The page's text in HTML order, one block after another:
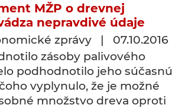
MŽP o drevnej
nepravdivé údaje
zprávy | 07.10.2016
zásoby palivového
podhodnotilo jeho súčasnú
vyplynulo, že je možné
množstvo dreva oproti